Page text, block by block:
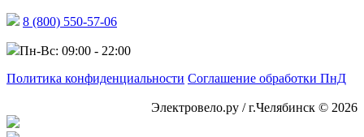
8 (800) 550-57-06
Пн-Вс: 09:00 - 22:00
Политика конфиденциальности Соглашение обработки ПнД
Электровело.ру / г.Челябинск © 2026